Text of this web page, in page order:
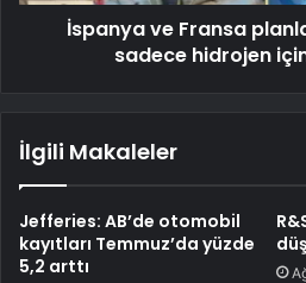
İspanya ve Fransa
sadece hidrojen
İlgili Makaleler
Jefferies: AB’de otomobil
kayıtları Temmuz’da yüzde
5,2 arttı